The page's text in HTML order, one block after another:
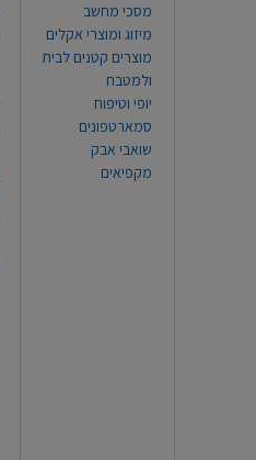
מסכי מחשב
מיזוג ומוצרי אקלים
מוצרים קטנים לבית
ולמטבח
יופי וטיפוח
סמארטפונים
שואבי אבק
מקפיאים